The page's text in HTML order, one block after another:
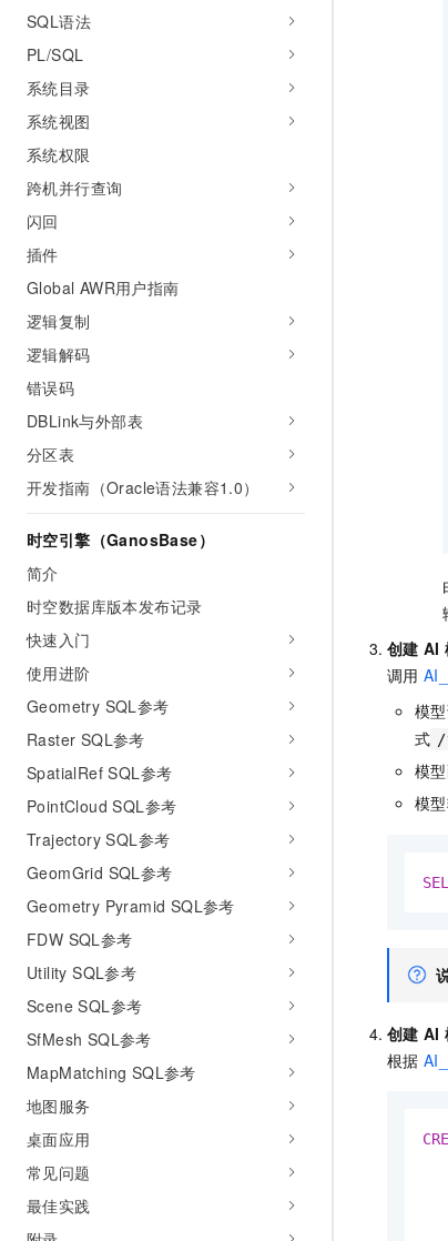
SQL语法
PL/SQL
系统目录
系统视图
系统权限
跨机并行查询
闪回
插件
Global AWR用户指南
逻辑复制
逻辑解码
错误码
DBLink与外部表
分区表
开发指南（Oracle语法兼容1.0）
时空引擎（GanosBase）
简介
时空数据库版本发布记录
快速入门
使用进阶
Geometry SQL参考
Raster SQL参考
SpatialRef SQL参考
PointCloud SQL参考
Trajectory SQL参考
GeomGrid SQL参考
Geometry Pyramid SQL参考
FDW SQL参考
Utility SQL参考
Scene SQL参考
SfMesh SQL参考
MapMatching SQL参考
地图服务
桌面应用
常见问题
最佳实践
创建 AI
调用
模
式 /
模
模
创建 AI
根据